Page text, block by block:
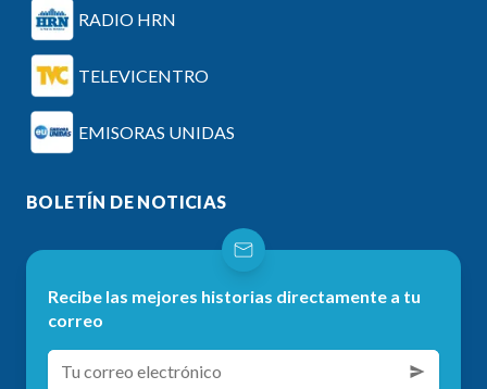
RADIO HRN
TELEVICENTRO
EMISORAS UNIDAS
BOLETÍN DE NOTICIAS
Recibe las mejores historias directamente a tu
correo